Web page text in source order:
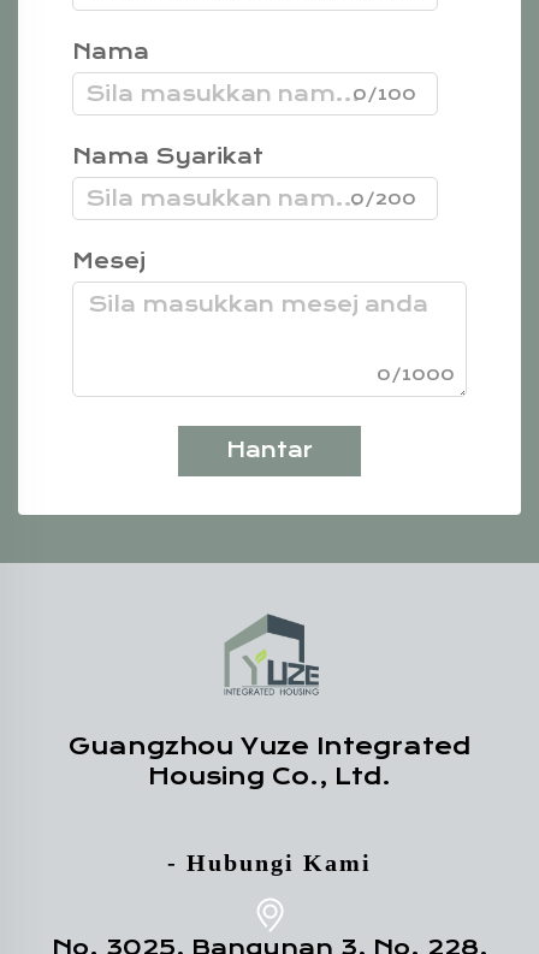
Nama
0/100
Nama Syarikat
0/200
Mesej
0/1000
Hantar
Guangzhou Yuze Integrated
Housing Co., Ltd.
- Hubungi Kami
No. 3025, Bangunan 3, No. 228,